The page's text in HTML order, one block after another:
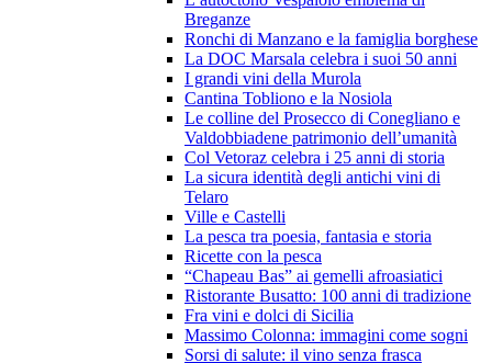
Breganze
Ronchi di Manzano e la famiglia borghese
La DOC Marsala celebra i suoi 50 anni
I grandi vini della Murola
Cantina Tobliono e la Nosiola
Le colline del Prosecco di Conegliano e
Valdobbiadene patrimonio dell’umanità
Col Vetoraz celebra i 25 anni di storia
La sicura identità degli antichi vini di
Telaro
Ville e Castelli
La pesca tra poesia, fantasia e storia
Ricette con la pesca
“Chapeau Bas” ai gemelli afroasiatici
Ristorante Busatto: 100 anni di tradizione
Fra vini e dolci di Sicilia
Massimo Colonna: immagini come sogni
Sorsi di salute: il vino senza frasca